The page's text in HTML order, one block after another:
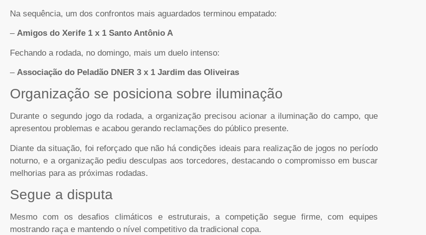
Na sequência, um dos confrontos mais aguardados terminou empatado:
– Amigos do Xerife 1 x 1 Santo Antônio A
Fechando a rodada, no domingo, mais um duelo intenso:
– Associação do Peladão DNER 3 x 1 Jardim das Oliveiras
Organização se posiciona sobre iluminação
Durante o segundo jogo da rodada, a organização precisou acionar a iluminação do campo, que
apresentou problemas e acabou gerando reclamações do público presente.
Diante da situação, foi reforçado que não há condições ideais para realização de jogos no período
noturno, e a organização pediu desculpas aos torcedores, destacando o compromisso em buscar
melhorias para as próximas rodadas.
Segue a disputa
Mesmo com os desafios climáticos e estruturais, a competição segue firme, com equipes
mostrando raça e mantendo o nível competitivo da tradicional copa.